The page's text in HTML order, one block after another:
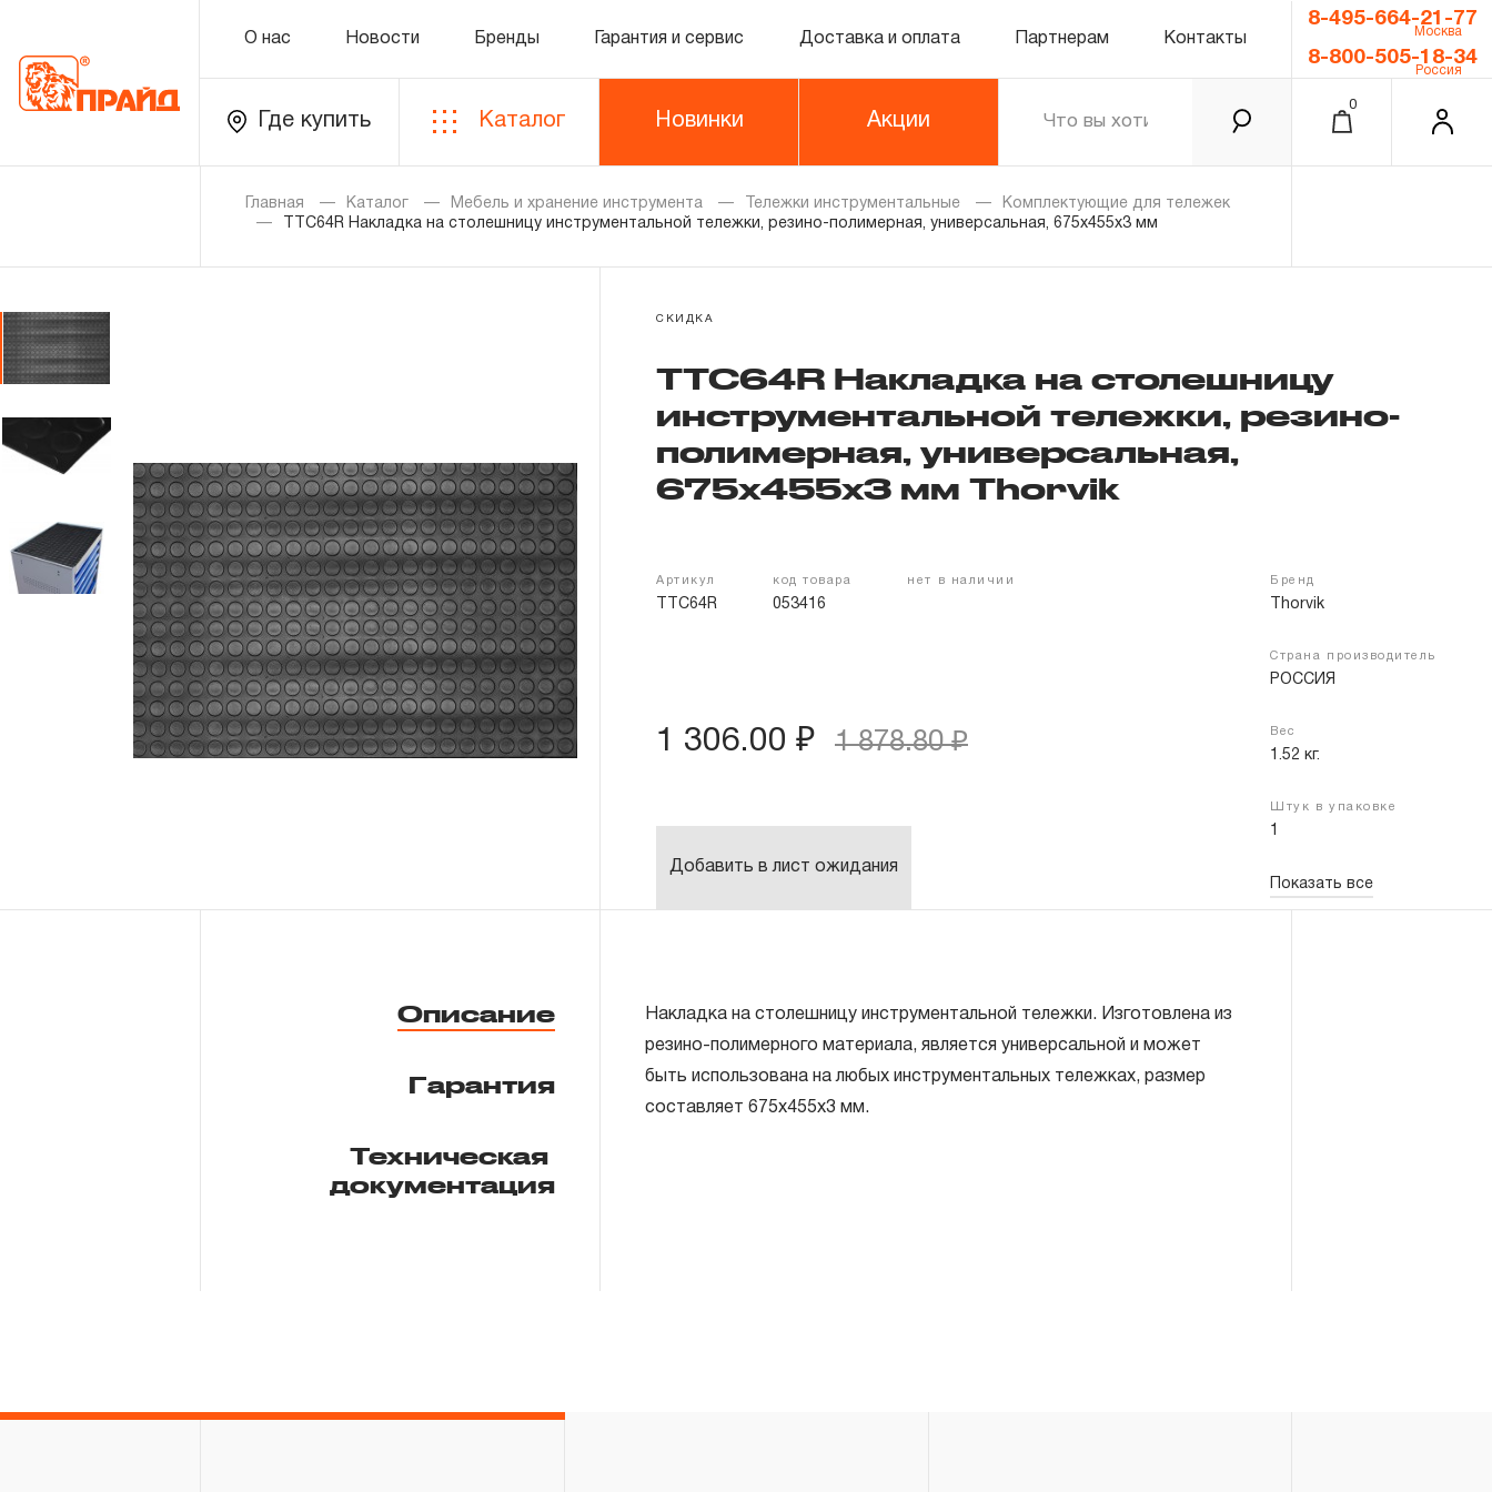
О нас Новости Бренды Гарантия и сервис Доставка и оплата Партнерам Контакты
8-495-664-21-77
Москва
8-800-505-18-34
Россия
Где купить Каталог Новинки Акции
0
Каталог
Золотая лихорадка
О нас
Новости
Бренды
Гарантия и сервис
Доставка и оплата
Партнерам
Итого 0.00 ₽
Забыли пароль?
Регистрация
Главная Каталог Мебель и хранение инструмента Тележки инструментальные
Комплектующие для тележек
TTC64R Накладка на столешницу инструментальной тележки, резино-полимерная, универсальная, 675х455х3 мм
СКИДКА
TTC64R Накладка на столешницу
инструментальной тележки, резино-
полимерная, универсальная,
675х455х3 мм Thorvik
Артикул
TTC64R
код товара
053416
нет в наличии Бренд
Thorvik
Страна производитель
РОССИЯ
Вес
1.52 кг.
Штук в упаковке
1
Показать все
1 306.00 ₽ 1 878.80 ₽
Добавить в лист ожидания
Описание
Гарантия
Техническая
документация
Накладка на столешницу инструментальной тележки. Изготовлена из
резино-полимерного материала, является универсальной и может
быть использована на любых инструментальных тележках, размер
составляет 675х455х3 мм.